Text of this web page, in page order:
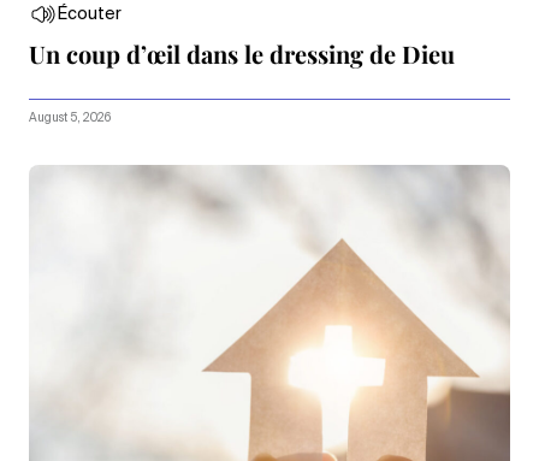
Écouter
Un coup d’œil dans le dressing de Dieu
August 5, 2026